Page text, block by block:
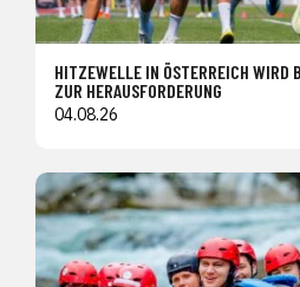
HITZEWELLE IN ÖSTERREICH WIRD
ZUR HERAUSFORDERUNG
04.08.26